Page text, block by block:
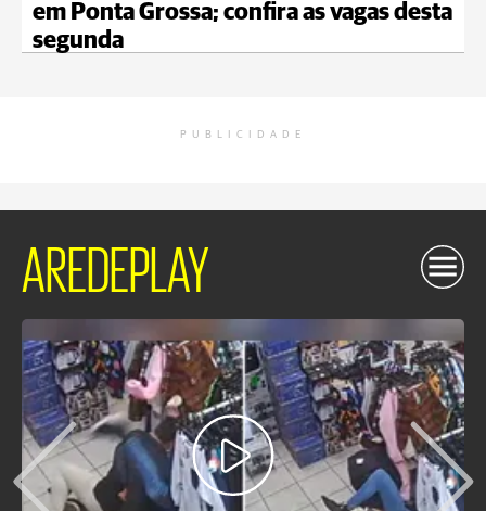
em Ponta Grossa; confira as vagas desta
segunda
PUBLICIDADE
AREDEPLAY